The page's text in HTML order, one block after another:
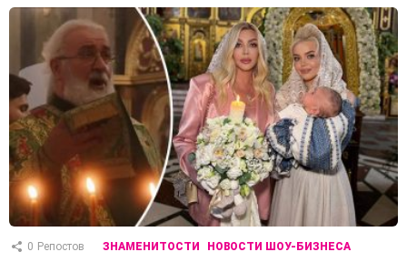
0 Репостов ЗНАМЕНИТОСТИ НОВОСТИ ШОУ-БИЗНЕСА